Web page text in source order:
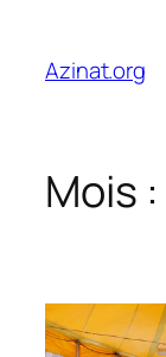
contenu
Azinat.org
Mois :